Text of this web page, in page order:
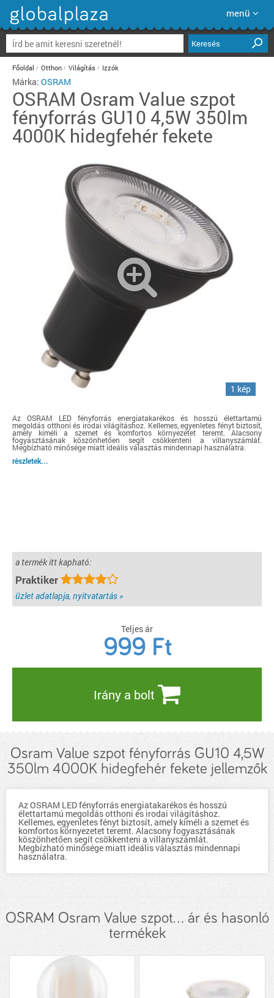
menü
Keresés
Főoldal Otthon Világítás Izzók
Márka: OSRAM
OSRAM Osram Value szpot
fényforrás GU10 4,5W 350lm
4000K hidegfehér fekete
1 kép
Az OSRAM LED fényforrás energiatakarékos és hosszú élettartamú
megoldás otthoni és irodai világításhoz. Kellemes, egyenletes fényt biztosít,
amely kíméli a szemet és komfortos környezetet teremt. Alacsony
fogyasztásának köszönhetően segít csökkenteni a villanyszámlát.
Megbízható minősége miatt ideális választás mindennapi használatra.
részletek...
a termék itt kapható:
Praktiker
üzlet adatlapja, nyitvatartás »
Teljes ár
999 Ft
Irány a bolt
Osram Value szpot fényforrás GU10 4,5W
350lm 4000K hidegfehér fekete jellemzők
Az OSRAM LED fényforrás energiatakarékos és hosszú
élettartamú megoldás otthoni és irodai világításhoz.
Kellemes, egyenletes fényt biztosít, amely kíméli a szemet és
komfortos környezetet teremt. Alacsony fogyasztásának
köszönhetően segít csökkenteni a villanyszámlát.
Megbízható minősége miatt ideális választás mindennapi
használatra.
OSRAM Osram Value szpot... ár és hasonló
termékek